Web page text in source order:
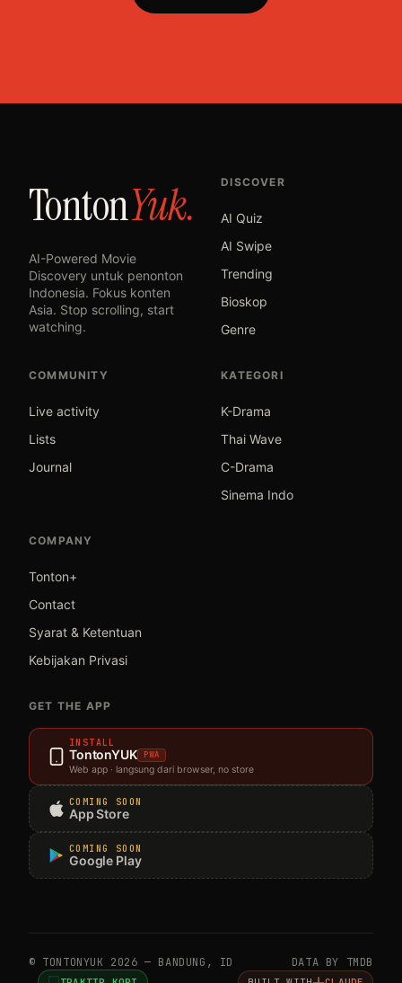
TontonYuk.
AI-Powered Movie
Discovery untuk penonton
Indonesia. Fokus konten
Asia. Stop scrolling, start
watching.
DISCOVER
AI Quiz
AI Swipe
Trending
Bioskop
Genre
COMMUNITY
Live activity
Lists
Journal
KATEGORI
K-Drama
Thai Wave
C-Drama
Sinema Indo
COMPANY
Tonton+
Contact
Syarat & Ketentuan
Kebijakan Privasi
GET THE APP
INSTALL
TontonYUK PWA
Web app · langsung dari browser, no store
COMING SOON
App Store
COMING SOON
Google Play
© TONTONYUK 2026 — BANDUNG, ID DATA BY TMDB